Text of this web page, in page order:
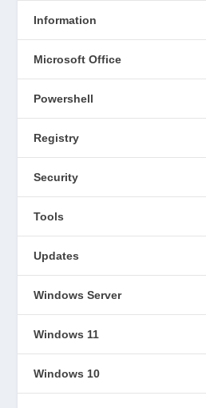
Information
Microsoft Office
Powershell
Registry
Security
Tools
Updates
Windows Server
Windows 11
Windows 10